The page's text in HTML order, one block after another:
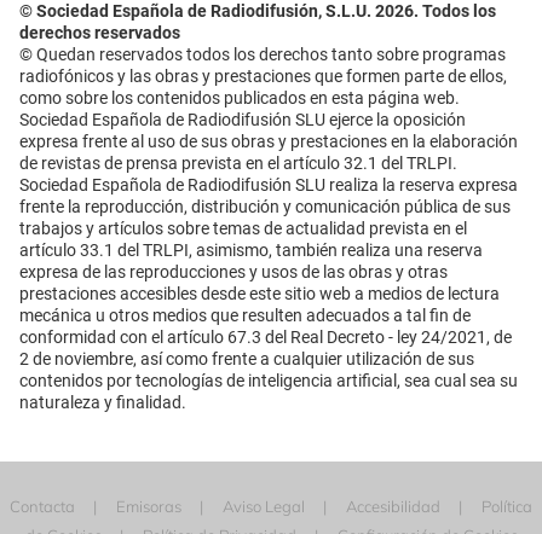
© Sociedad Española de Radiodifusión, S.L.U. 2026. Todos los
derechos reservados
© Quedan reservados todos los derechos tanto sobre programas
radiofónicos y las obras y prestaciones que formen parte de ellos,
como sobre los contenidos publicados en esta página web.
Sociedad Española de Radiodifusión SLU ejerce la oposición
expresa frente al uso de sus obras y prestaciones en la elaboración
de revistas de prensa prevista en el artículo 32.1 del TRLPI.
Sociedad Española de Radiodifusión SLU realiza la reserva expresa
frente la reproducción, distribución y comunicación pública de sus
trabajos y artículos sobre temas de actualidad prevista en el
artículo 33.1 del TRLPI, asimismo, también realiza una reserva
expresa de las reproducciones y usos de las obras y otras
prestaciones accesibles desde este sitio web a medios de lectura
mecánica u otros medios que resulten adecuados a tal fin de
conformidad con el artículo 67.3 del Real Decreto - ley 24/2021, de
2 de noviembre, así como frente a cualquier utilización de sus
contenidos por tecnologías de inteligencia artificial, sea cual sea su
naturaleza y finalidad.
Contacta Emisoras Aviso Legal Accesibilidad
Política